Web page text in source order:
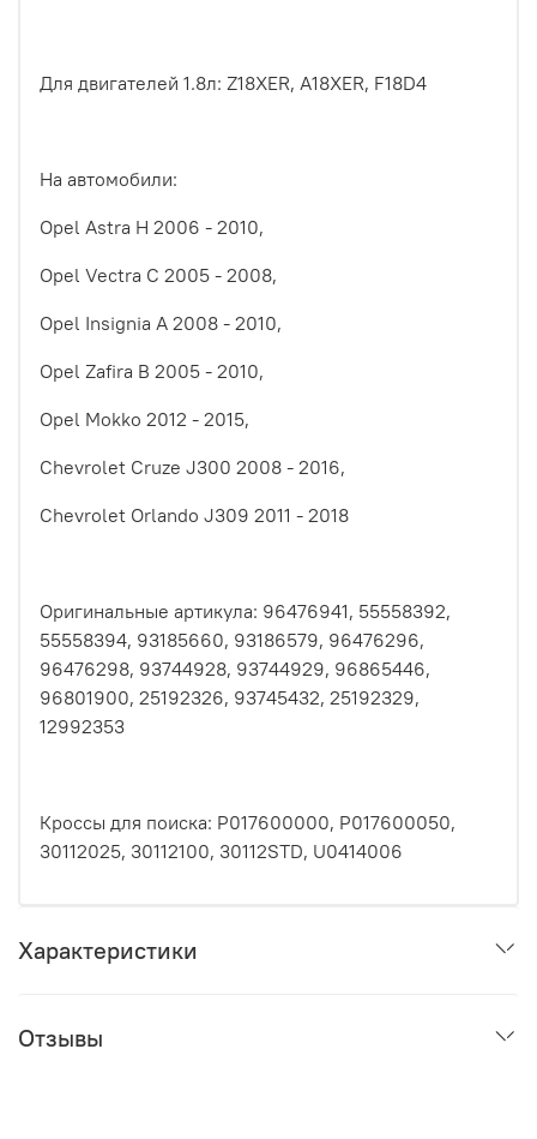
Для двигателей 1.8л: Z18XER, A18XER, F18D4
На автомобили:
Opel Astra H 2006 - 2010,
Opel Vectra C 2005 - 2008,
Opel Insignia A 2008 - 2010,
Opel Zafira B 2005 - 2010,
Opel Mokko 2012 - 2015,
Chevrolet Cruze J300 2008 - 2016,
Chevrolet Orlando J309 2011 - 2018
Оригинальные артикула: 96476941, 55558392,
55558394, 93185660, 93186579, 96476296,
96476298, 93744928, 93744929, 96865446,
96801900, 25192326, 93745432, 25192329,
12992353
Кроссы для поиска: P017600000, P017600050,
30112025, 30112100, 30112STD, U0414006
Характеристики
Отзывы